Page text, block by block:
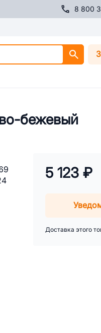
8 800
бежевый
5 123 ₽
Доставка этого